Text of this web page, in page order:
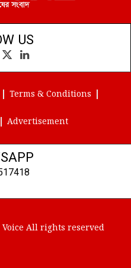
US
X
(Twitter)
LinkedIn
Terms & Conditions
Advertisement
All rights reserved